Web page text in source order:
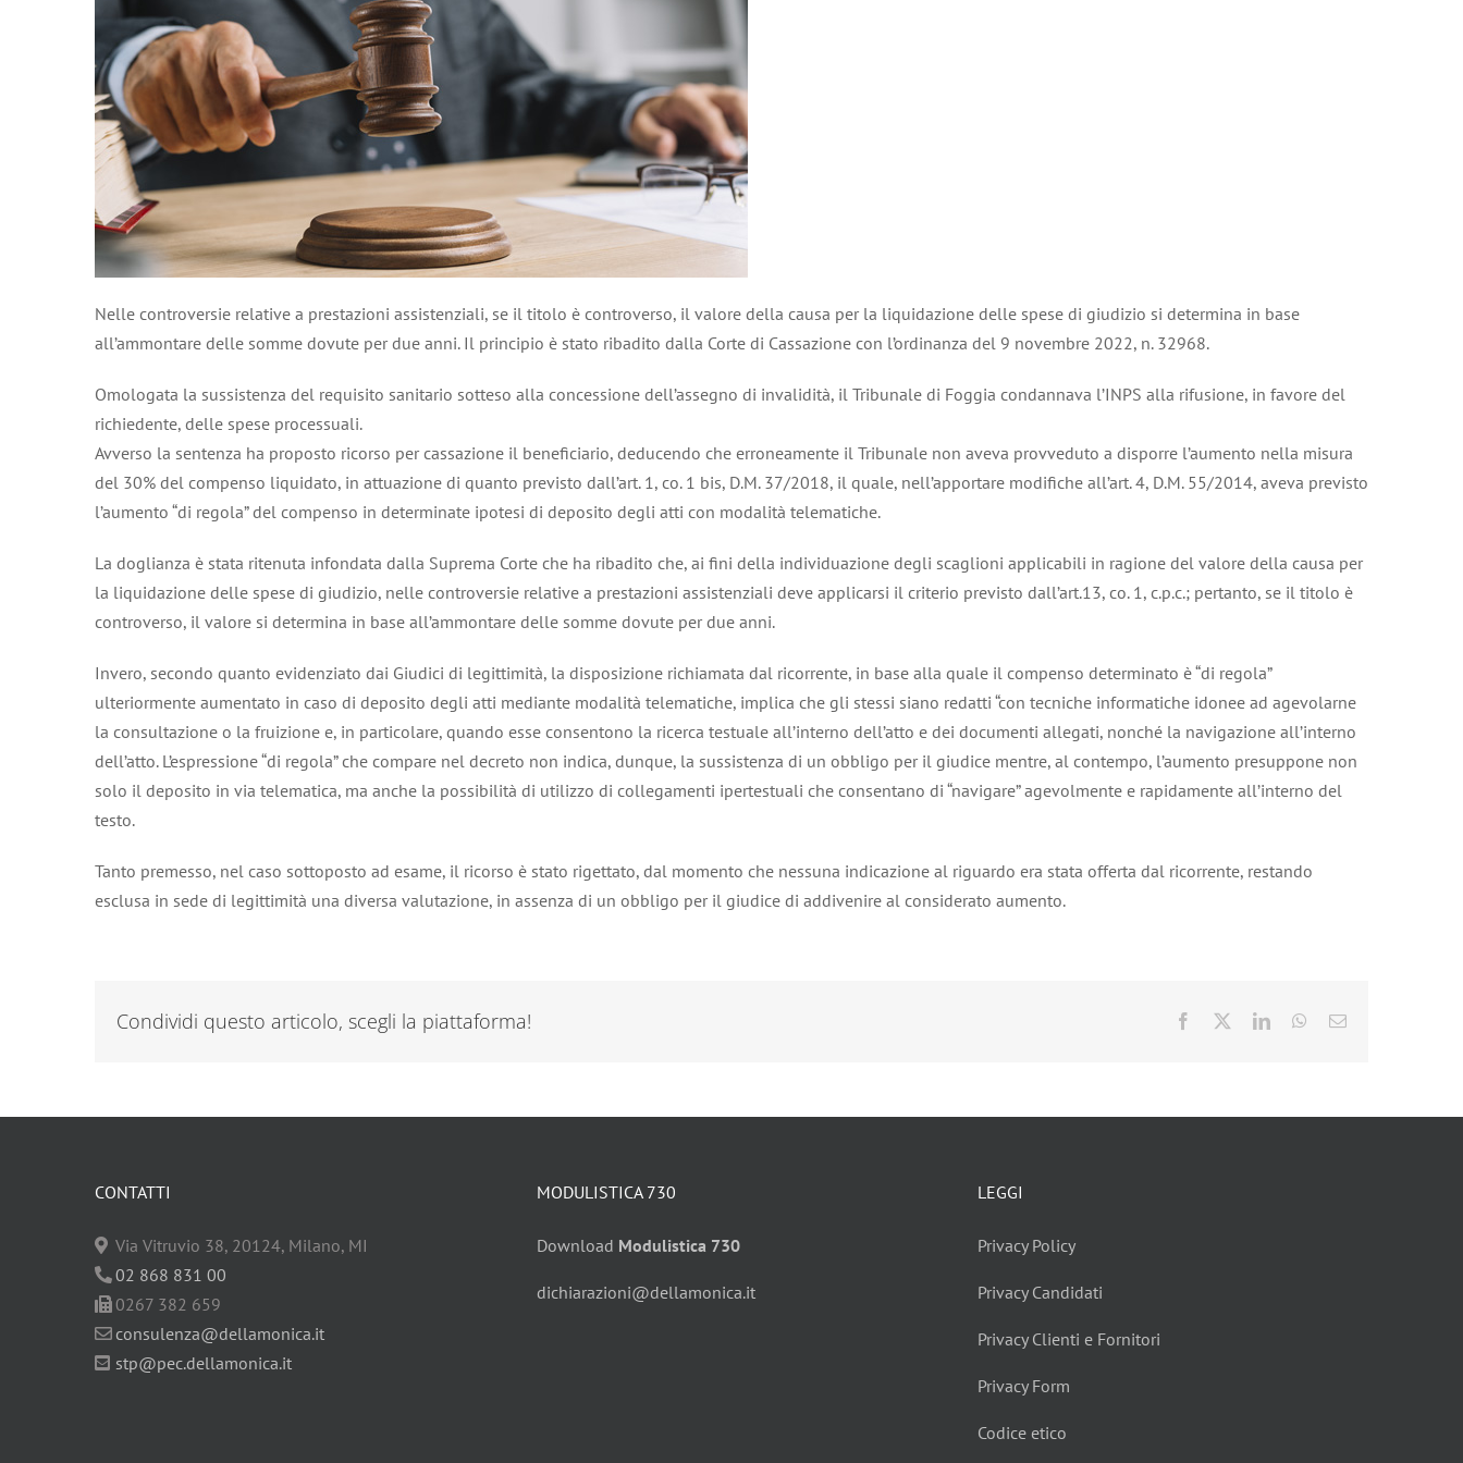
Nelle controversie relative a prestazioni assistenziali, se il titolo è controverso, il valore della causa per la liquidazione delle spese di giudizio si determina in base
all’ammontare delle somme dovute per due anni. Il principio è stato ribadito dalla Corte di Cassazione con l’ordinanza del 9 novembre 2022, n. 32968.
Omologata la sussistenza del requisito sanitario sotteso alla concessione dell’assegno di invalidità, il Tribunale di Foggia condannava l’INPS alla rifusione, in favore del
richiedente, delle spese processuali.
Avverso la sentenza ha proposto ricorso per cassazione il beneficiario, deducendo che erroneamente il Tribunale non aveva provveduto a disporre l’aumento nella misura
del 30% del compenso liquidato, in attuazione di quanto previsto dall’art. 1, co. 1 bis, D.M. 37/2018, il quale, nell’apportare modifiche all’art. 4, D.M. 55/2014, aveva previsto
l’aumento “di regola” del compenso in determinate ipotesi di deposito degli atti con modalità telematiche.
La doglianza è stata ritenuta infondata dalla Suprema Corte che ha ribadito che, ai fini della individuazione degli scaglioni applicabili in ragione del valore della causa per
la liquidazione delle spese di giudizio, nelle controversie relative a prestazioni assistenziali deve applicarsi il criterio previsto dall’art.13, co. 1, c.p.c.; pertanto, se il titolo è
controverso, il valore si determina in base all’ammontare delle somme dovute per due anni.
Invero, secondo quanto evidenziato dai Giudici di legittimità, la disposizione richiamata dal ricorrente, in base alla quale il compenso determinato è “di regola”
ulteriormente aumentato in caso di deposito degli atti mediante modalità telematiche, implica che gli stessi siano redatti “con tecniche informatiche idonee ad agevolarne
la consultazione o la fruizione e, in particolare, quando esse consentono la ricerca testuale all’interno dell’atto e dei documenti allegati, nonché la navigazione all’interno
dell’atto. L’espressione “di regola” che compare nel decreto non indica, dunque, la sussistenza di un obbligo per il giudice mentre, al contempo, l’aumento presuppone non
solo il deposito in via telematica, ma anche la possibilità di utilizzo di collegamenti ipertestuali che consentano di “navigare” agevolmente e rapidamente all’interno del
testo.
Tanto premesso, nel caso sottoposto ad esame, il ricorso è stato rigettato, dal momento che nessuna indicazione al riguardo era stata offerta dal ricorrente, restando
esclusa in sede di legittimità una diversa valutazione, in assenza di un obbligo per il giudice di addivenire al considerato aumento.
Condividi questo articolo, scegli la piattaforma! Facebook LinkedInWhatsApp
Email
CONTATTI
Via Vitruvio 38, 20124, Milano, MI
02 868 831 00
0267 382 659
consulenza@dellamonica.it
stp@pec.dellamonica.it
MODULISTICA 730
Download Modulistica 730
dichiarazioni@dellamonica.it
LEGGI
Privacy Policy
Privacy Candidati
Privacy Clienti e Fornitori
Privacy Form
Codice etico